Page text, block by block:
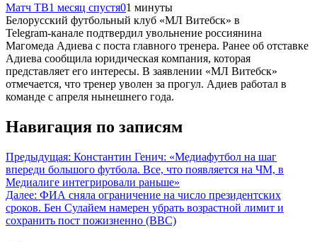
Матч ТВ1 месяц спустя01 минуты
Белорусский футбольный клуб «МЛ Витебск» в
Telegram‑канале подтвердил увольнение россиянина
Магомеда Адиева с поста главного тренера. Ранее об отставке
Адиева сообщила юридическая компания, которая
представляет его интересы. В заявлении «МЛ Витебск»
отмечается, что тренер уволен за прогул. Адиев работал в
команде с апреля нынешнего года.
Навигация по записям
Предыдущая: Константин Генич: «Медиафутбол на шаг
впереди большого футбола. Все, что появляется на ЧМ, в
Медиалиге интегрировали раньше»
Далее: ФИА сняла ограничение на число президентских
сроков. Бен Сулайем намерен убрать возрастной лимит и
сохранить пост пожизненно (BBC)